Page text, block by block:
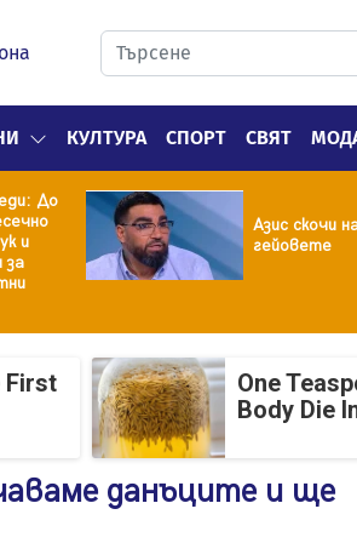
КУЛТУРА СПОРТ СВЯТ
До
и
за
Азис скочи
гейовете
First
One
Body Die
данъците и ще